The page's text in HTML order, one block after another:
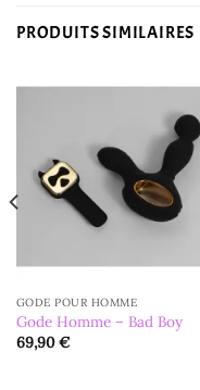
PRODUITS SIMILAIRES
GODE POUR HOMME
Gode Homme – Bad Boy
69,90€